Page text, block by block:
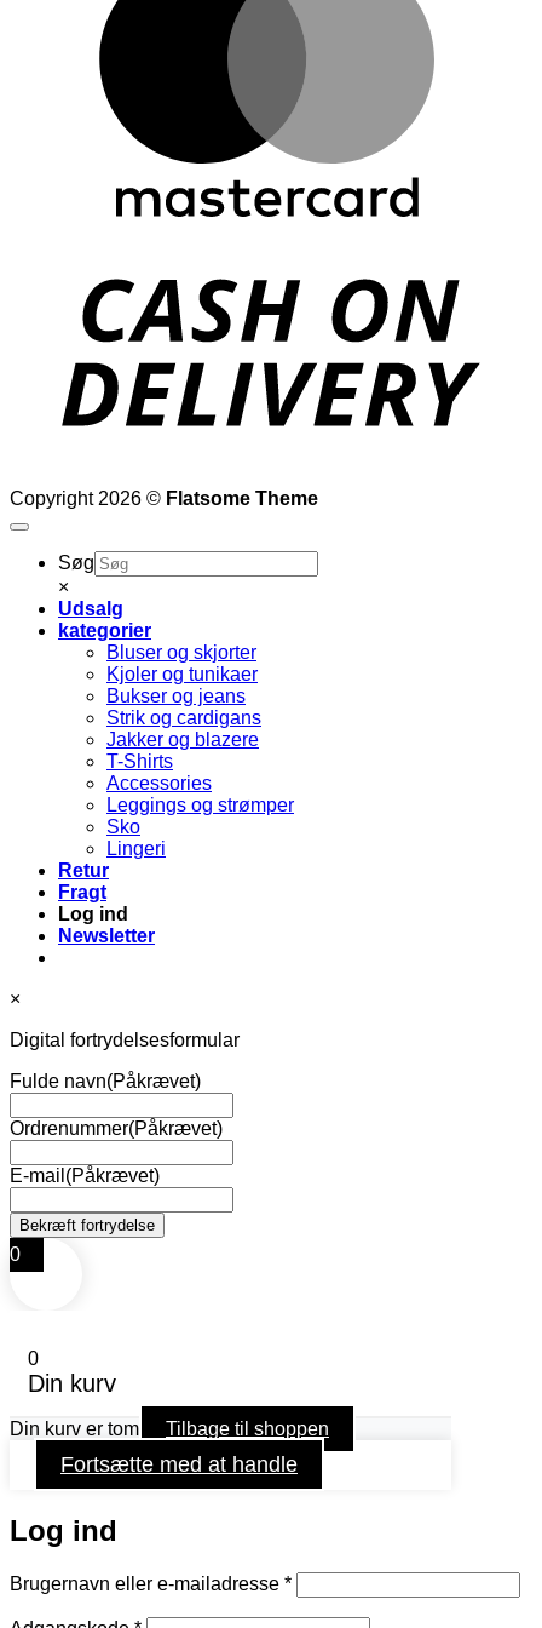
Copyright 2026 © Flatsome Theme
Søg
×
Udsalg
kategorier
Bluser og skjorter
Kjoler og tunikaer
Bukser og jeans
Strik og cardigans
Jakker og blazere
T-Shirts
Accessories
Leggings og strømper
Sko
Lingeri
Retur
Fragt
Log ind
Newsletter
×
Digital fortrydelsesformular
Fulde navn(Påkrævet)
Ordrenummer(Påkrævet)
E-mail (Påkrævet)
0
0
Din kurv
Din kurv er tom Tilbage til shoppen
Fortsætte med at handle
Log ind
Brugernavn eller e-mailadresse *Påkrævet